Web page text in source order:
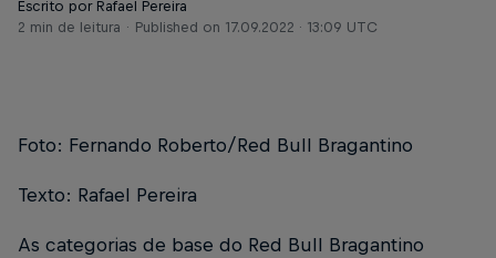
Escrito por Rafael Pereira
2 min de leitura
Published on 17.09.2022 · 13:09 UTC
Foto: Fernando Roberto/Red Bull Bragantino
Texto: Rafael Pereira
As categorias de base do Red Bull Bragantino